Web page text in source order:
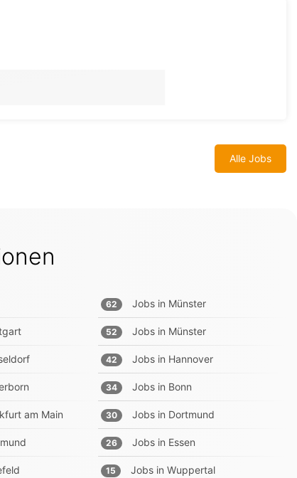
Alle Jobs
62 Jobs in Münster
52 Jobs in Münster
42 Jobs in Hannover
34 Jobs in Bonn
am Main 30 Jobs in Dortmund
26 Jobs in Essen
15 Jobs in Wuppertal